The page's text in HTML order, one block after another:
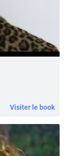
Visiter le book